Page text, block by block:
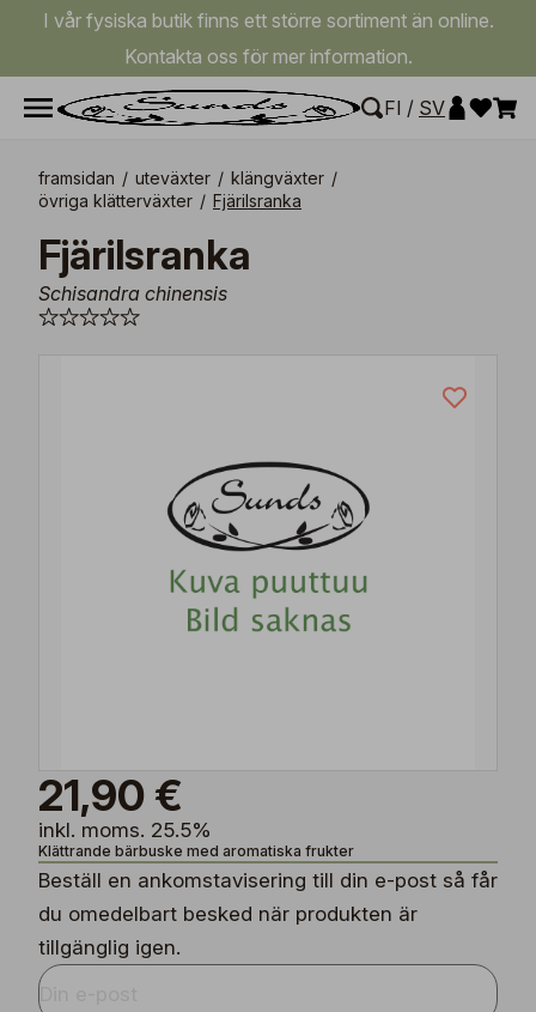
I vår fysiska butik finns ett större sortiment än online.
Kontakta oss för mer information.
FI / SV
framsidan / uteväxter / klängväxter /
övriga klätterväxter / Fjärilsranka
Fjärilsranka
Schisandra chinensis
21,90 €
inkl. moms. 25.5%
Klättrande bärbuske med aromatiska frukter
Beställ en ankomstavisering till din e-post så får
du omedelbart besked när produkten är
tillgänglig igen.